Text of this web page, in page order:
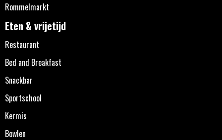
Rommelmarkt
Eten & vrijetijd
Restaurant
Bed and Breakfast
Snackbar
Sportschool
Kermis
Bowlen